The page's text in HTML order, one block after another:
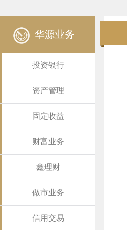
华源业务
投资银行
资产管理
固定收益
财富业务
鑫理财
做市业务
信用交易